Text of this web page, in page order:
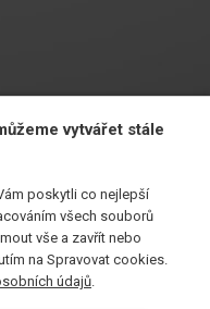
vytvářet stále
poskytli co nejlepší
všech souborů
vše a zavřít nebo
na Spravovat cookies.
údajů.